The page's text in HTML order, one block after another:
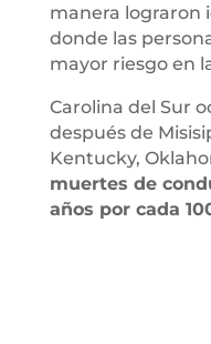
manera lograron
donde las
mayor riesgo en
Carolina del Sur
después de
Kentucky,
muertes de
años por cada